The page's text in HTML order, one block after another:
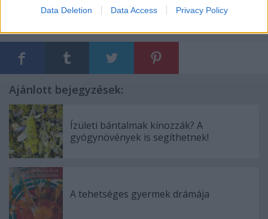
Data Deletion Data Access Privacy Policy
Ajánlott bejegyzések:
Ízületi bántalmak kínozzák? A
gyógynövények is segíthetnek!
A tehetséges gyermek drámája